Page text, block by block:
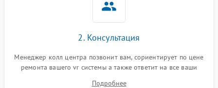
2. Консультация
Менеджер колл центра позвонит вам, сориентирует по цене
ремонта вашего vr системы а также ответит на все ваши
Подробнее